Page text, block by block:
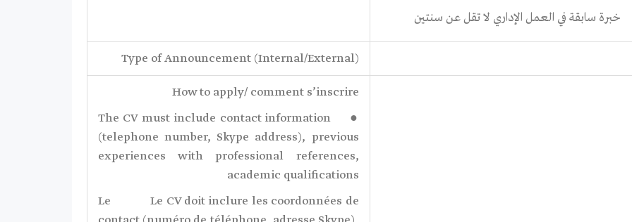
سابقة في العمل الإداري لا تقل عن سنتين
Type of Announcement (Internal/External)
How to apply/ comment s’inscrire
● The CV must include contact information
(telephone number, Skype address), previous
experiences with professional references,
academic qualifications
Le Le CV doit inclure les coordonnées de